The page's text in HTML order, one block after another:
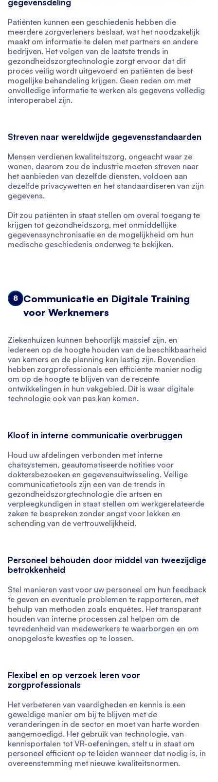
gegevensdeling
Patiënten kunnen een geschiedenis hebben die
meerdere zorgverleners beslaat, wat het noodzakelijk
maakt om informatie te delen met partners en andere
bedrijven. Het volgen van de laatste trends in
gezondheidszorgtechnologie zorgt ervoor dat dit
proces veilig wordt uitgevoerd en patiënten de best
mogelijke behandeling krijgen. Geen reden om met
onvolledige informatie te werken als gegevens volledig
interoperabel zijn.
Streven naar wereldwijde gegevensstandaarden
Mensen verdienen kwaliteitszorg, ongeacht waar ze
wonen, daarom zou de industrie moeten streven naar
het aanbieden van dezelfde diensten, voldoen aan
dezelfde privacywetten en het standaardiseren van zijn
gegevens.
Dit zou patiënten in staat stellen om overal toegang te
krijgen tot gezondheidszorg, met onmiddellijke
gegevenssynchronisatie en de mogelijkheid om hun
medische geschiedenis onderweg te bekijken.
8
Communicatie en Digitale Training
voor Werknemers
Ziekenhuizen kunnen behoorlijk massief zijn, en
iedereen op de hoogte houden van de beschikbaarheid
van kamers en de planning kan lastig zijn. Bovendien
hebben zorgprofessionals een efficiënte manier nodig
om op de hoogte te blijven van de recente
ontwikkelingen in hun vakgebied. Dit is waar digitale
technologie ook van pas kan komen.
Kloof in interne communicatie overbruggen
Houd uw afdelingen verbonden met interne
chatsystemen, geautomatiseerde notities voor
doktersbezoeken en gegevensuitwisseling. Veilige
communicatietools zijn een van de trends in
gezondheidszorgtechnologie die artsen en
verpleegkundigen in staat stellen om werkgerelateerde
zaken te bespreken zonder angst voor lekken en
schending van de vertrouwelijkheid.
Personeel behouden door middel van tweezijdige
betrokkenheid
Stel manieren vast voor uw personeel om hun feedback
te geven en eventuele problemen te rapporteren, met
behulp van methoden zoals enquêtes. Het transparant
houden van interne processen zal helpen om de
tevredenheid van medewerkers te waarborgen en om
onopgeloste kwesties op te lossen.
Flexibel en op verzoek leren voor
zorgprofessionals
Het verbeteren van vaardigheden en kennis is een
geweldige manier om bij te blijven met de
veranderingen in de sector en moet van harte worden
aangemoedigd. Het gebruik van technologie, van
kennisportalen tot VR-oefeningen, stelt u in staat om
personeel efficiënt op te leiden wanneer dat nodig is, in
overeenstemming met nieuwe kwaliteitsnormen.